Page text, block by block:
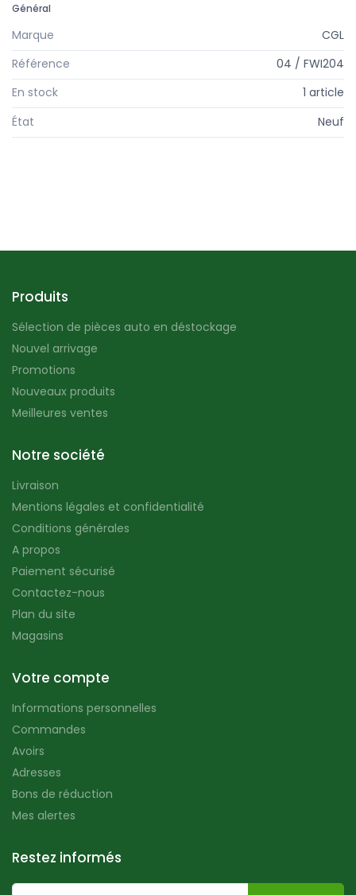
Général
Marque
CGL
Référence
04 / FWI204
En stock
1 article
État
Neuf
Produits
Sélection de pièces auto en déstockage
Nouvel arrivage
Promotions
Nouveaux produits
Meilleures ventes
Notre société
Livraison
Mentions légales et confidentialité
Conditions générales
A propos
Paiement sécurisé
Contactez-nous
Plan du site
Magasins
Votre compte
Informations personnelles
Commandes
Avoirs
Adresses
Bons de réduction
Mes alertes
Restez informés